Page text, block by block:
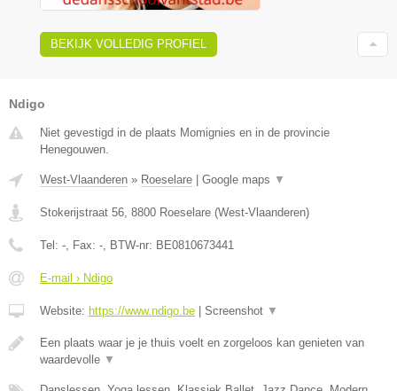
BEKIJK VOLLEDIG PROFIEL
Ndigo
Niet gevestigd in de plaats Momignies en in de provincie
Henegouwen.
West-Vlaanderen » Roeselare | Google maps ▼
Stokerijstraat 56 8800 Roeselare (West-Vlaanderen)
Tel: - , Fax: - , BTW-nr: BE0810673441
E-mail › Ndigo
Website: https://www.ndigo.be | Screenshot ▼
Een plaats waar je je thuis voelt en zorgeloos kan genieten van
waardevolle ▼